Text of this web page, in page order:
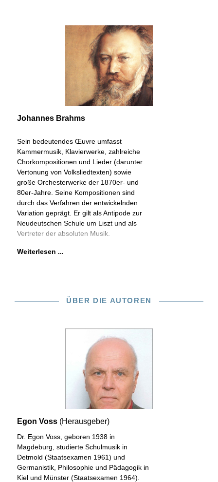
Johannes Brahms
Sein bedeutendes Œuvre umfasst
Kammermusik, Klavierwerke, zahlreiche
Chorkompositionen und Lieder (darunter
Vertonung von Volksliedtexten) sowie
große Orchesterwerke der 1870er- und
80er-Jahre. Seine Kompositionen sind
durch das Verfahren der entwickelnden
Variation geprägt. Er gilt als Antipode zur
Neudeutschen Schule um Liszt und als
Vertreter der absoluten Musik.
Weiterlesen ...
ÜBER DIE AUTOREN
Egon Voss (Herausgeber)
Dr. Egon Voss, geboren 1938 in
Magdeburg, studierte Schulmusik in
Detmold (Staatsexamen 1961) und
Germanistik, Philosophie und Pädagogik in
Kiel und Münster (Staatsexamen 1964).